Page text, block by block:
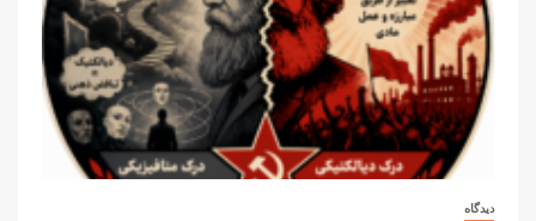
دیدگاه